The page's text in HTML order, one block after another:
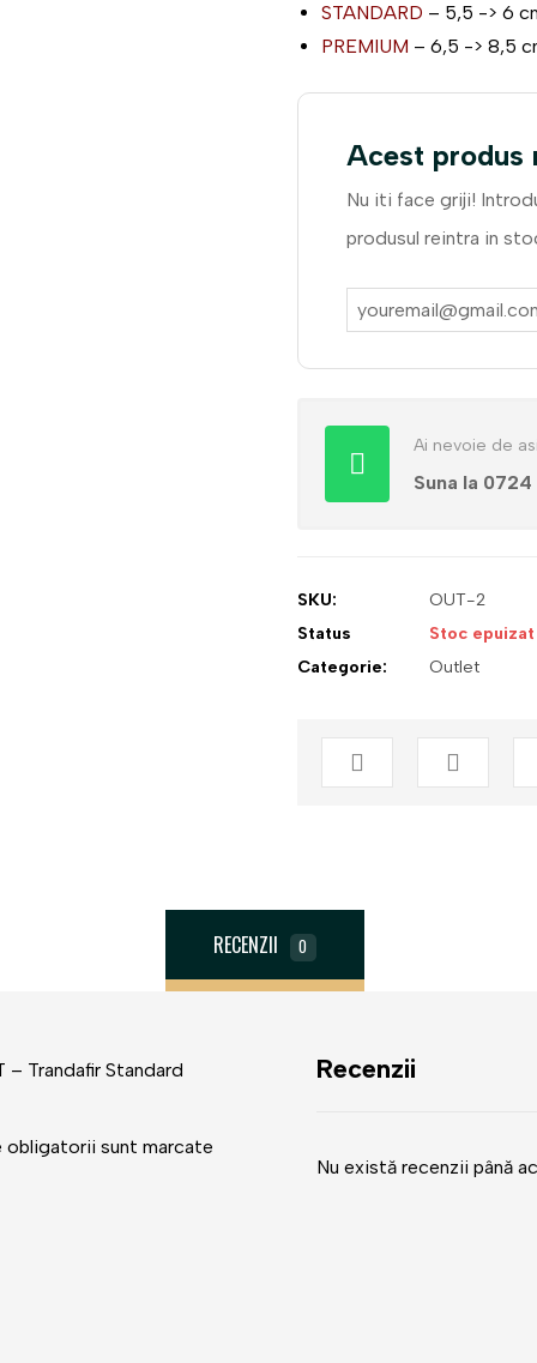
STANDARD – 5,5 -> 6
PREMIUM – 6,5 -> 8,5
Acest produs
Nu iti face griji!
produsul reintra in
Ai nevoie de
Suna la 0724
SKU:
OUT-2
Status
Stoc epuizat
Categorie:
Outlet
RECENZII 0
Recenzii
Nu există recenzii până
– Trandafir Standard
obligatorii sunt marcate